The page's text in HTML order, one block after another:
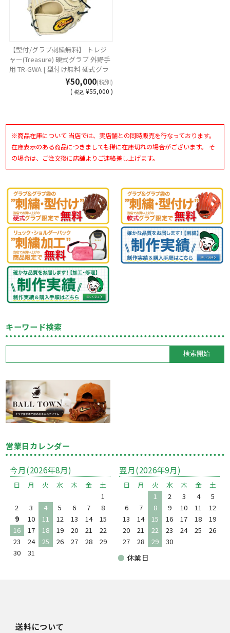
【型付/グラブ刺繍無料】 トレジ
ャー(Treasure) 硬式グラブ 外野手
用 TR-GWA [ 型付け無料 硬式グラ
ブ刺繍2ヶ所無料(単色のみ)※縁取
り・影付きの場合、1ヶ所+3300円
¥50,000(税別)
( 税込 ¥55,000 )
※商品在庫について 当店では、実店舗との同時販売を行なっております。
在庫表示のある商品につきましても稀に在庫切れの場合がございます。 そ
の場合は、ご注文後に店舗よりご連絡差し上げます。
キーワード検索
営業日カレンダー
今月(2026年8月)
日 月 火 水 木 金
土
1
2
3 4 5 6 7
8
9
10 11 12 13 14
15
16
17 18 19 20 21
22
23
24 25 26 27 28
29
30
31
翌月(2026年9月)
日 月 火 水 木 金
土
1
2 3 4
5
6
7 8 9 10 11
12
13
14 15 16 17 18
19
20
21 22 23 24 25
26
27
28 29 30
● 休業日
送料について